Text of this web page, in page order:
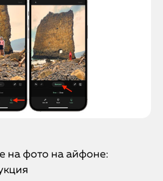
на фото на айфоне: